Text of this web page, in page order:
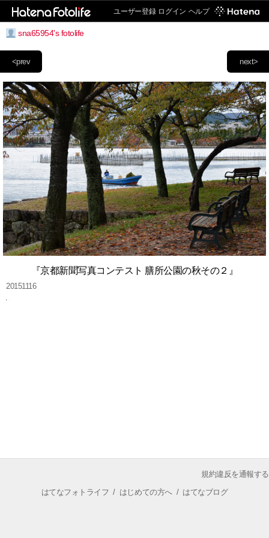
ユーザー登録 ログイン ヘルプ
sna65954's fotolife
next>
<prev
『京都新聞写真コンテスト 膳所公園の秋その２』
20151116
規約違反を通報する
はてなフォトライフ / はじめての方へ/ はてなブログ